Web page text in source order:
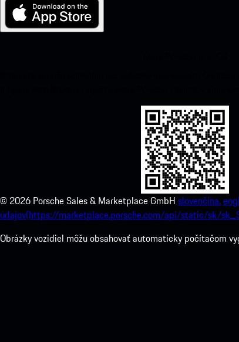
© 2026 Porsche Sales & Marketplace GmbH slovenčina.
údajov(https://marketplace.porsche.com/api/static/sk/
Obrázky vozidiel môžu obsahovať automaticky počítačom